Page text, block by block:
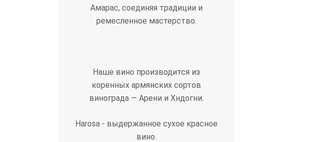
Амарас, соединяя традиции и
ремесленное мастерство.
Наше вино производится из
коренных армянских сортов
винограда — Арени и Хндогни.
Harosa - выдержанное сухое красное
вино.